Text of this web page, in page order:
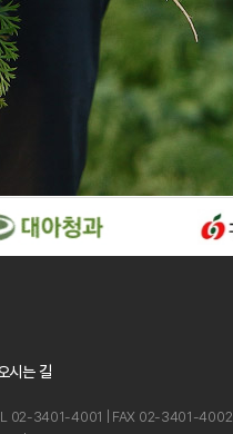
오시는 길
02-3401-4001 | FAX 02-3401-4002